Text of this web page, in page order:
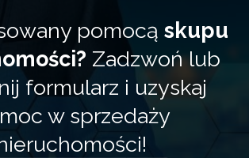
pomocą skupu
Zadzwoń lub
formularz i uzyskaj
w sprzedaży